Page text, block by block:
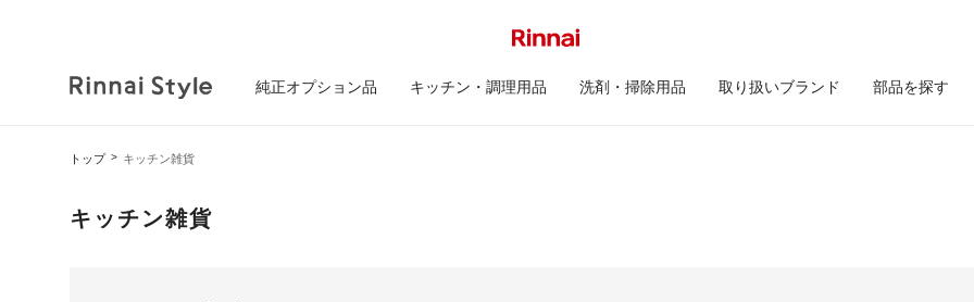
純正オプション品 キッチン・調理用品 洗剤・掃除用品 取り扱いブランド 部品を探す
トップ キッチン雑貨
キッチン雑貨